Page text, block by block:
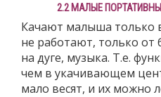
2.2 МАЛЫЕ
Качают малыша только
не работают, только от
на дуге, музыка. Т.е.
чем в укачивающем
мало весят, и их можно